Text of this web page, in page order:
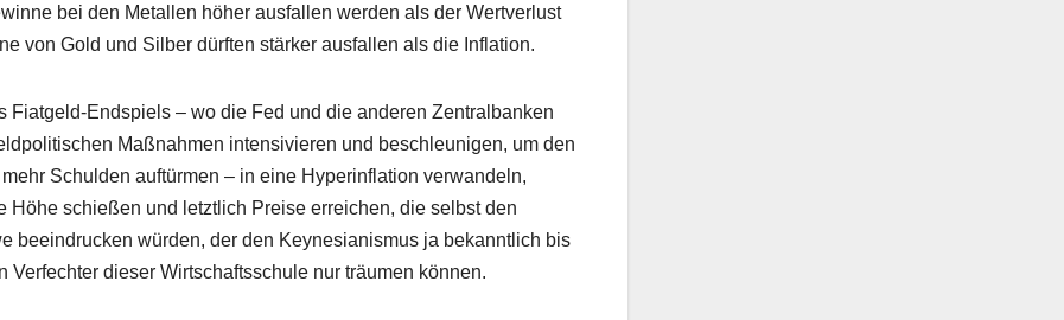
bei den Metallen höher ausfallen werden als der Wertverlust
von Gold und Silber dürften stärker ausfallen als die Inflation.
Endspiels – wo die Fed und die anderen Zentralbanken
Maßnahmen intensivieren und beschleunigen, um den
Schulden auftürmen – in eine Hyperinflation verwandeln,
schießen und letztlich Preise erreichen, die selbst den
beeindrucken würden, der den Keynesianismus ja bekanntlich bis
dieser Wirtschaftsschule nur träumen können.